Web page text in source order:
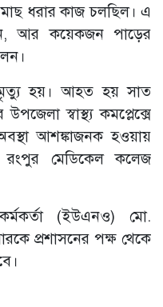
ধরার কাজ চলছিল। এ
আর কয়েকজন পাড়ের
মৃত্যু হয়। আহত হয় সাত
স্বাস্থ্য কমপ্লেক্সে
আশঙ্কাজনক হওয়ায়
রংপুর মেডিকেল কলেজ
(ইউএনও) মো.
প্রশাসনের পক্ষ থেকে